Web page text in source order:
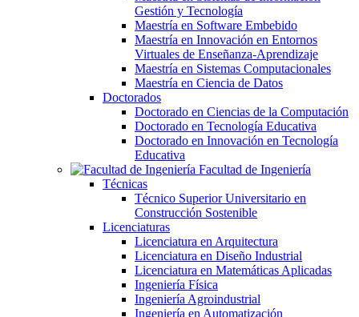
Gestión y Tecnología
Maestría en Software Embebido
Maestría en Innovación en Entornos
Virtuales de Enseñanza-Aprendizaje
Maestría en Sistemas Computacionales
Maestría en Ciencia de Datos
Doctorados
Doctorado en Ciencias de la Computación
Doctorado en Tecnología Educativa
Doctorado en Innovación en Tecnología
Educativa
Facultad de Ingeniería
Técnicas
Técnico Superior Universitario en
Construcción Sostenible
Licenciaturas
Licenciatura en Arquitectura
Licenciatura en Diseño Industrial
Licenciatura en Matemáticas Aplicadas
Ingeniería Física
Ingeniería Agroindustrial
Ingeniería en Automatización